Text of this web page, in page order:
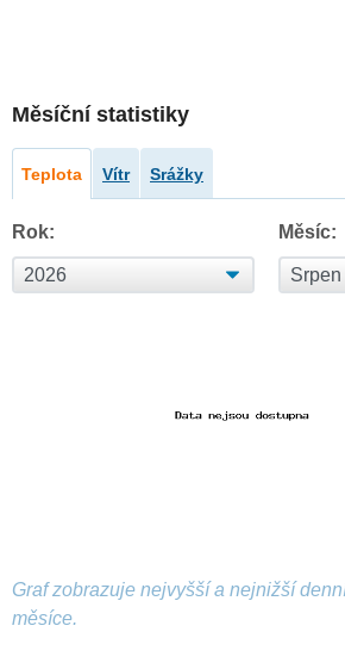
Měsíční statistiky
Teplota Vítr Srážky
Rok: Měsíc:
Graf zobrazuje nejvyšší a nejnižší
měsíce.